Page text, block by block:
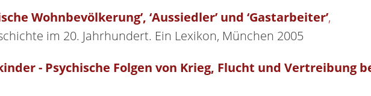
Wohnbevölkerung’, ‘Aussiedler’ und ‘Gastarbeiter’,
im 20. Jahrhundert. Ein Lexikon, München 2005
- Psychische Folgen von Krieg, Flucht und Vertreibung